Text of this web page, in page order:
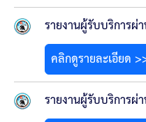
ประกาศเชิญชวนป
ยกเลิกประกาศเชิญช
ยกเลิกประกาศผู้ช
รายงานผู้รับบริการ
คลิกดูรายละเอียด
รายงานผู้รับบริการ